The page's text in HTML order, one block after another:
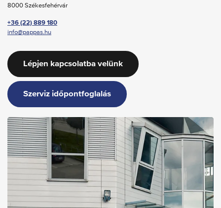
8000 Székesfehérvár
+36 (22) 889 180
info@pappas.hu
Lépjen kapcsolatba velünk
Szerviz időpontfoglalás